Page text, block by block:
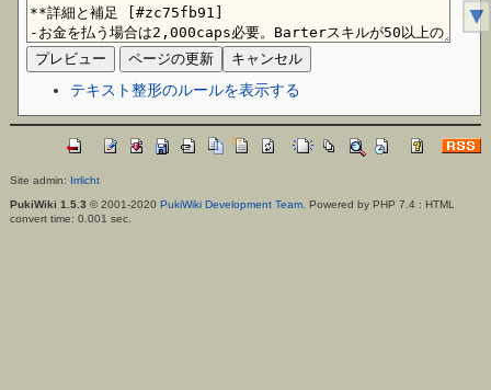
テキスト整形のルールを表示する
Site admin: Irrlicht
PukiWiki 1.5.3 © 2001-2020 PukiWiki Development Team. Powered by PHP 7.4 : HTML
convert time: 0.001 sec.
▼